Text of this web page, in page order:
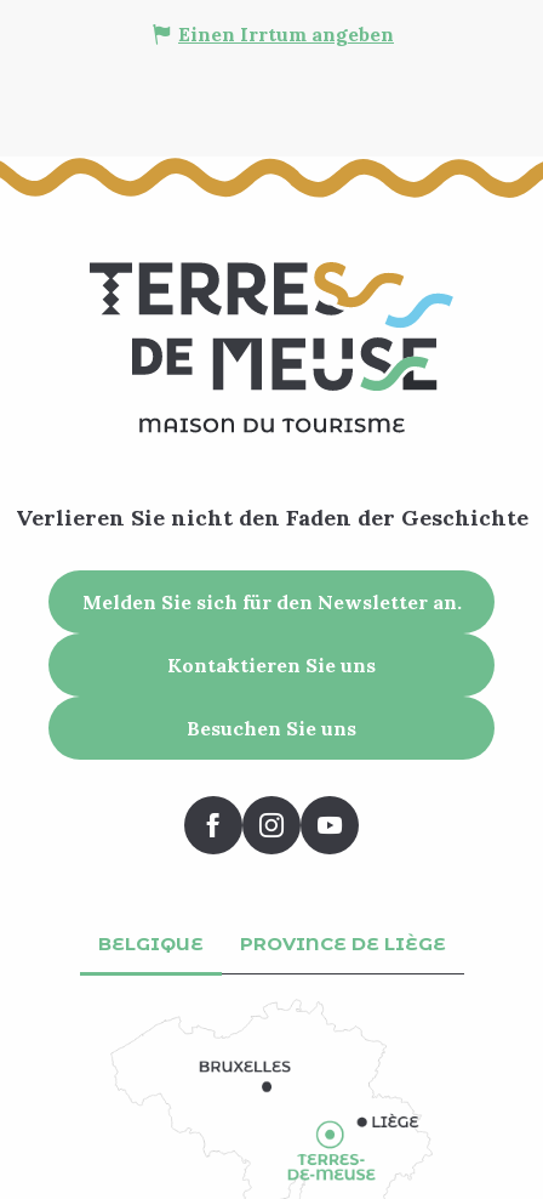
Einen Irrtum angeben
Verlieren Sie nicht den Faden der Geschichte
Melden Sie sich für den Newsletter an.
Kontaktieren Sie uns
Besuchen Sie uns
BELGIQUE PROVINCE DE LIÈGE